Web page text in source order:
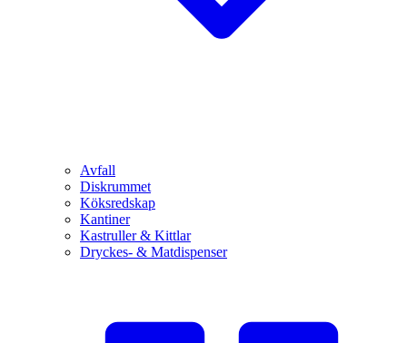
Avfall
Diskrummet
Köksredskap
Kantiner
Kastruller & Kittlar
Dryckes- & Matdispenser